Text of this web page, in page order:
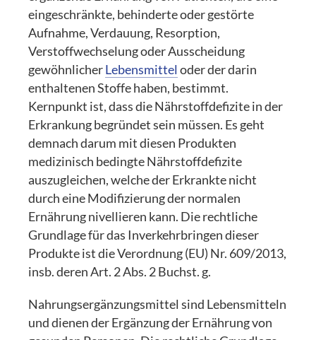
eingeschränkte, behinderte oder gestörte
Aufnahme, Verdauung, Resorption,
Verstoffwechselung oder Ausscheidung
gewöhnlicherLebensmittel oder der darin
enthaltenen Stoffe haben, bestimmt.
Kernpunkt ist, dass die Nährstoffdefizite in der
Erkrankung begründet sein müssen. Es geht
demnach darum mit diesen Produkten
medizinisch bedingte Nährstoffdefizite
auszugleichen, welche der Erkrankte nicht
durch eine Modifizierung der normalen
Ernährung nivellieren kann. Die rechtliche
Grundlage für das Inverkehrbringen dieser
Produkte ist die Verordnung (EU) Nr. 609/2013,
insb. deren Art. 2 Abs. 2 Buchst. g.
Nahrungsergänzungsmittel sind Lebensmitteln
und dienen der Ergänzung der Ernährung von